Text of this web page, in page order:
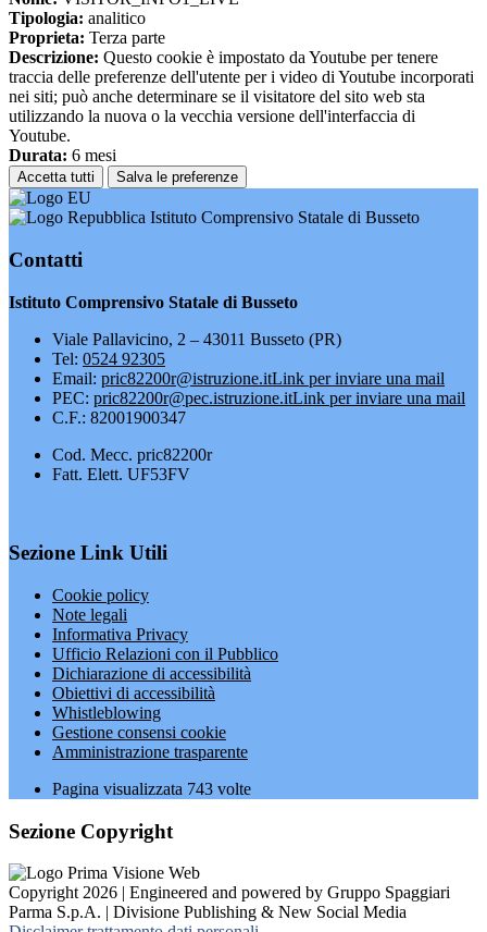
Tipologia: analitico
Proprieta: Terza parte
Descrizione: Questo cookie è impostato da Youtube per tenere
traccia delle preferenze dell'utente per i video di Youtube incorporati
nei siti; può anche determinare se il visitatore del sito web sta
utilizzando la nuova o la vecchia versione dell'interfaccia di
Youtube.
Durata: 6 mesi
Accetta tutti Salva le preferenze
Istituto Comprensivo Statale di Busseto
Contatti
Istituto Comprensivo Statale di Busseto
Viale Pallavicino, 2 – 43011 Busseto (PR)
Tel: 0524 92305
Email: pric82200r@istruzione.itLink per inviare una mail
PEC: pric82200r@pec.istruzione.itLink per inviare una mail
C.F.: 82001900347
Cod. Mecc. pric82200r
Fatt. Elett. UF53FV
Sezione Link Utili
Cookie policy
Note legali
Informativa Privacy
Ufficio Relazioni con il Pubblico
Dichiarazione di accessibilità
Obiettivi di accessibilità
Whistleblowing
Gestione consensi cookie
Amministrazione trasparente
Pagina visualizzata 743 volte
Sezione Copyright
Copyright 2026 | Engineered and powered by Gruppo Spaggiari
Parma S.p.A. | Divisione Publishing & New Social Media